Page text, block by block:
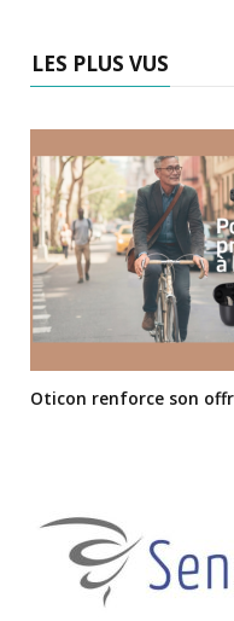
LES PLUS VUS
Oticon renforce son